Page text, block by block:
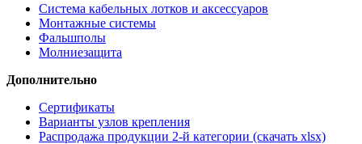
Система кабельных лотков и аксессуаров
Монтажные системы
Фальшполы
Молниезащита
Дополнительно
Сертификаты
Варианты узлов крепления
Распродажа продукции 2-й категории (скачать xlsx)